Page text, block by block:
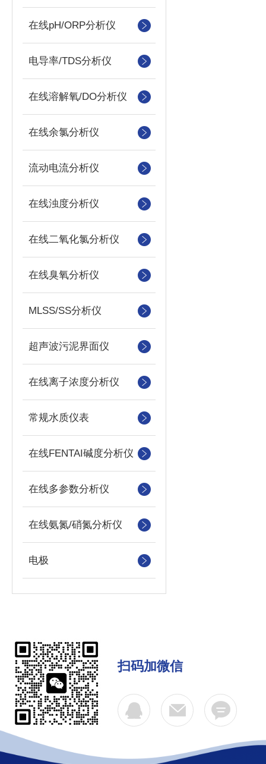
在线pH/ORP分析仪
电导率/TDS分析仪
在线溶解氧/DO分析仪
在线余氯分析仪
流动电流分析仪
在线浊度分析仪
在线二氧化氯分析仪
在线臭氧分析仪
MLSS/SS分析仪
超声波污泥界面仪
在线离子浓度分析仪
常规水质仪表
在线FENTAI碱度分析仪
在线多参数分析仪
在线氨氮/硝氮分析仪
电极
扫码加微信